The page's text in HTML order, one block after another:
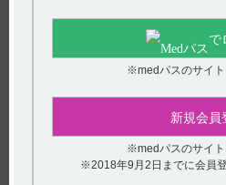
【デエビゴ】 電子添文のその
【デエビゴ】 有効期間は何年
【ベサコリン】 保存方法に
【デエビゴ】 デエビゴ5mg・
追加でCYP3Aを中程度又は強
る...
【デエビゴ】 食事の影響につ
で
※medパスのサイ
新規会員
※medパスのサイ
※2018年9月2日までに会員
ご利用にあた
hhcホット